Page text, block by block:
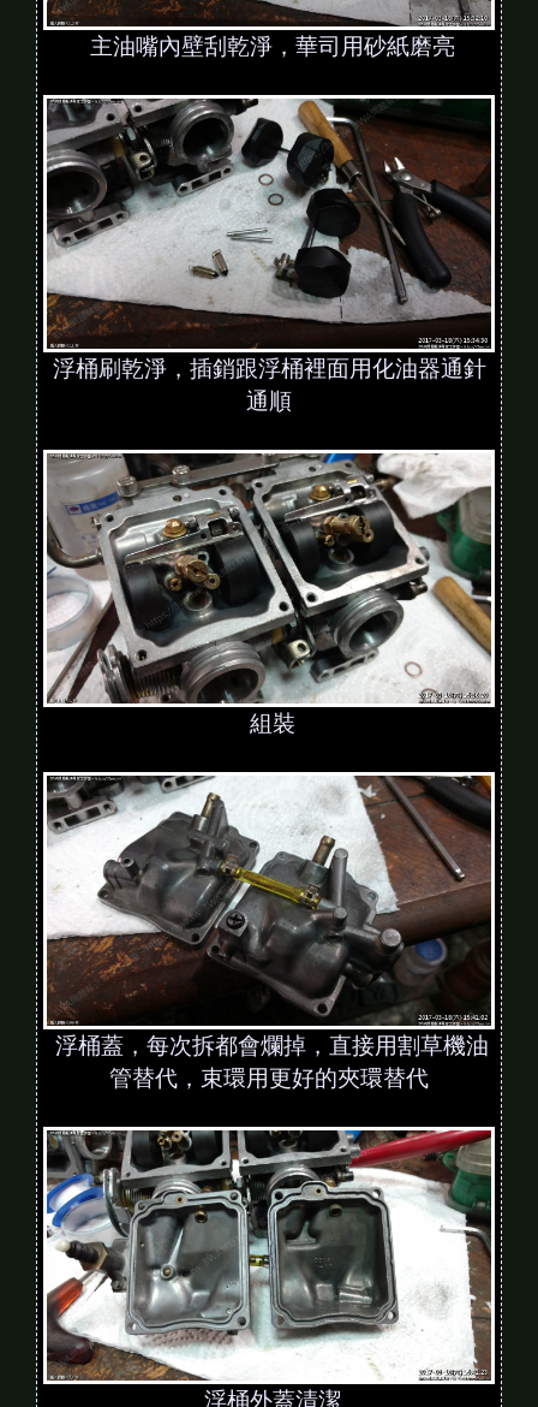
主油嘴內壁刮乾淨，華司用砂紙磨亮
浮桶刷乾淨，插銷跟浮桶裡面用化油器通針
通順
組裝
浮桶蓋，每次拆都會爛掉，直接用割草機油
管替代，束環用更好的夾環替代
浮桶外蓋清潔